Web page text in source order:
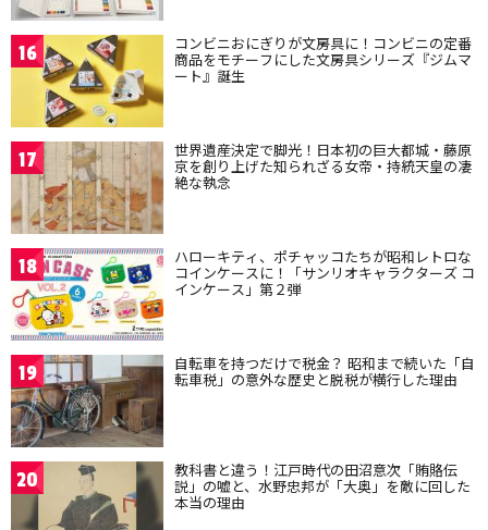
16 コンビニおにぎりが文房具に！コンビニの定番
商品をモチーフにした文房具シリーズ『ジムマ
ート』誕生
17 世界遺産決定で脚光！日本初の巨大都城・藤原
京を創り上げた知られざる女帝・持統天皇の凄
絶な執念
18 ハローキティ、ポチャッコたちが昭和レトロな
コインケースに！「サンリオキャラクターズ コ
インケース」第２弾
19 自転車を持つだけで税金？ 昭和まで続いた「自
転車税」の意外な歴史と脱税が横行した理由
20 教科書と違う！江戸時代の田沼意次「賄賂伝
説」の嘘と、水野忠邦が「大奥」を敵に回した
本当の理由